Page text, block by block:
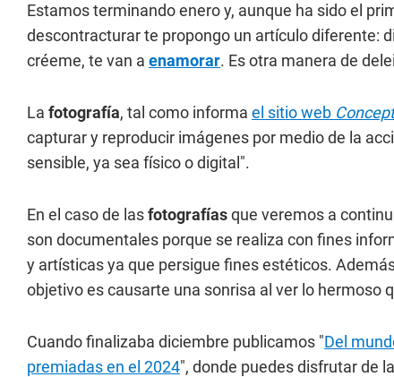
Estamos terminando enero y, aunque ha sido el
descontracturar te propongo un artículo diferente:
créeme, te van a enamorar. Es otra manera de
La fotografía, tal como informa el sitio web
capturar y reproducir imágenes por medio de la
sensible, ya sea físico o digital".
En el caso de lasfotografíasque veremos a
son documentales porque se realiza con fines
y artísticas ya que persigue fines estéticos.
objetivo es causarte una sonrisa al ver lo hermoso
Cuando finalizaba diciembre publicamos "Del
premiadas en el 2024", donde puedes disfrutar de